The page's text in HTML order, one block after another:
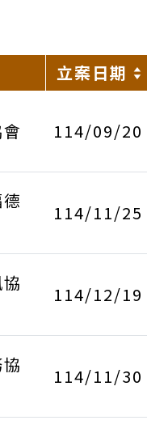
立案日期
114/09/20
114/11/25
114/12/19
114/11/30